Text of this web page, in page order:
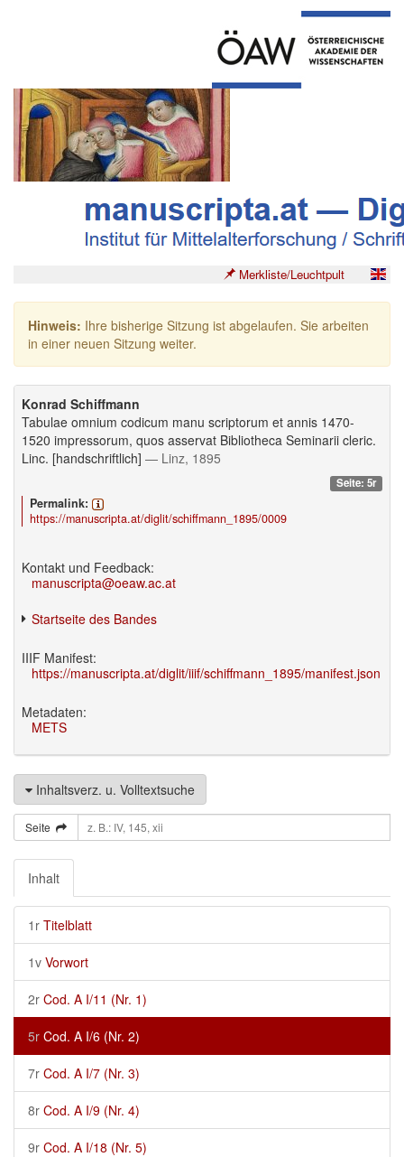
Merkliste/Leuchtpult
Hinweis: Ihre bisherige Sitzung ist abgelaufen. Sie arbeiten
in einer neuen Sitzung weiter.
Konrad Schiffmann
Tabulae omnium codicum manu scriptorum et annis 1470-
1520 impressorum, quos asservat Bibliotheca Seminarii cleric.
Linc. [handschriftlich] — Linz, 1895
Seite: 5r
Permalink:
https://manuscripta.at/diglit/schiffmann_1895/0009
Kontakt und Feedback:
manuscripta@oeaw.ac.at
Startseite des Bandes
IIIF Manifest:
https://manuscripta.at/diglit/iiif/schiffmann_1895/manifest.json
Metadaten:
METS
Inhaltsverz. u. Volltextsuche
Seite
Inhalt
1r Titelblatt
1v Vorwort
2r Cod. A I/11 (Nr. 1)
5r Cod. A I/6 (Nr. 2)
7r Cod. A I/7 (Nr. 3)
8r Cod. A I/9 (Nr. 4)
9r Cod. A I/18 (Nr. 5)